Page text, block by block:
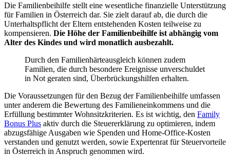
Die Familienbeihilfe stellt eine wesentliche finanzielle Unterstützung
für Familien in Österreich dar. Sie zielt darauf ab, die durch die
Unterhaltspflicht der Eltern entstehenden Kosten teilweise zu
kompensieren. Die Höhe der Familienbeihilfe ist abhängig vom
Alter des Kindes und wird monatlich ausbezahlt.
Durch den Familienhärteausgleich können zudem
Familien, die durch besondere Ereignisse unverschuldet
in Not geraten sind, Überbrückungshilfen erhalten.
Die Voraussetzungen für den Bezug der Familienbeihilfe umfassen
unter anderem die Bewertung des Familieneinkommens und die
Erfüllung bestimmter Wohnsitzkriterien. Es ist wichtig, den Family
Bonus Plus aktiv durch die Steuererklärung zu optimieren, indem
abzugsfähige Ausgaben wie Spenden und Home-Office-Kosten
verstanden und genutzt werden, sowie Expertenrat für Steuervorteile
in Österreich in Anspruch genommen wird.